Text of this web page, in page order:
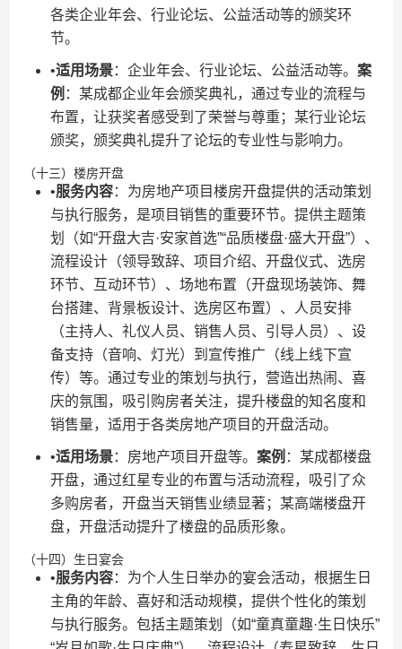
各类企业年会、行业论坛、公益活动等的颁奖环
节。
•​​适用场景​​：企业年会、行业论坛、公益活动等。​ ​案
例​ ​：某成都企业年会颁奖典礼，通过专业的流程与
布置，让获奖者感受到了荣誉与尊重；某行业论坛
颁奖，颁奖典礼提升了论坛的专业性与影响力。
（十三）楼房开盘
•​​服务内容​​：为房地产项目楼房开盘提供的活动策划
与执行服务，是项目销售的重要环节。提供主题策
划（如“开盘大吉·安家首选”“品质楼盘·盛大开盘”）、
流程设计（领导致辞、项目介绍、开盘仪式、选房
环节、互动环节）、场地布置（开盘现场装饰、舞
台搭建、背景板设计、选房区布置）、人员安排
（主持人、礼仪人员、销售人员、引导人员）、设
备支持（音响、灯光）到宣传推广（线上线下宣
传）等。通过专业的策划与执行，营造出热闹、喜
庆的氛围，吸引购房者关注，提升楼盘的知名度和
销售量，适用于各类房地产项目的开盘活动。
•​​适用场景​​：房地产项目开盘等。​ ​案例​ ​：某成都楼盘
开盘，通过红星专业的布置与活动流程，吸引了众
多购房者，开盘当天销售业绩显著；某高端楼盘开
盘，开盘活动提升了楼盘的品质形象。
（十四）生日宴会
•​​服务内容​​：为个人生日举办的宴会活动，根据生日
主角的年龄、喜好和活动规模，提供个性化的策划
与执行服务。包括主题策划（如“童真童趣·生日快乐”